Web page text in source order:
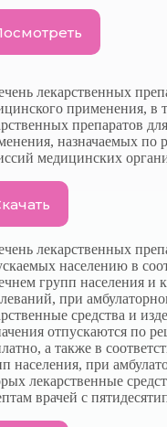
лекарственных
применения, в
препаратов
назначаемых по
медицинских
лекарственных
населению в
групп населения и
при
средства и
отпускаются по
а также в
населения, при
лекарственные
врачей с